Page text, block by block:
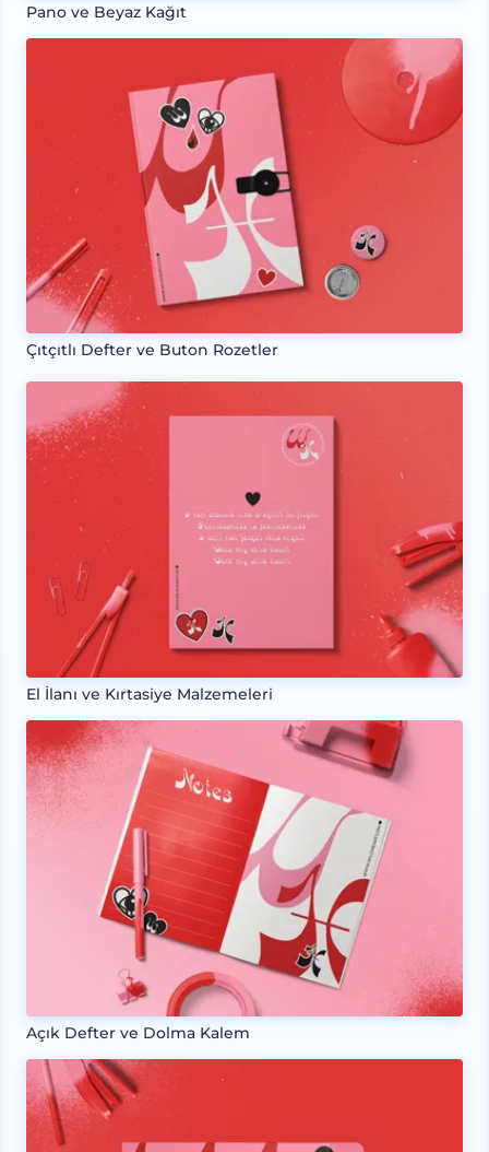
Pano ve Beyaz Kağıt
Çıtçıtlı Defter ve Buton Rozetler
El İlanı ve Kırtasiye Malzemeleri
Açık Defter ve Dolma Kalem